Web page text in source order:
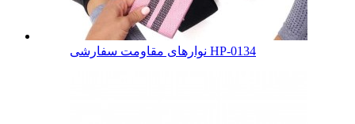
نوارهای مقاومت سفارشی HP-0134